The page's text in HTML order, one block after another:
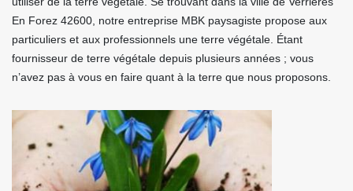
En Forez 42600, notre entreprise MBK paysagiste propose aux
particuliers et aux professionnels une terre végétale. Étant
fournisseur de terre végétale depuis plusieurs années ; vous
n’avez pas à vous en faire quant à la terre que nous proposons.